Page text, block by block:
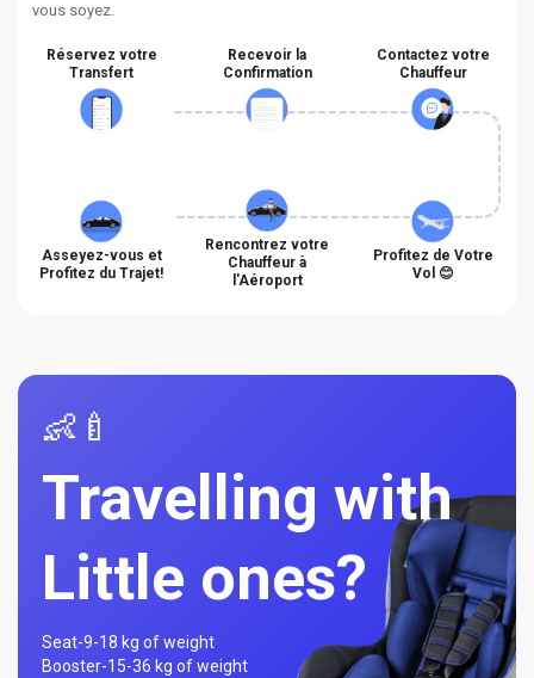
vous soyez.
Réservez votre
Transfert
Recevoir la
Confirmation
Contactez votre
Chauffeur
Asseyez-vous et
Profitez du Trajet!
Rencontrez votre
Chauffeur à
l'Aéroport
Profitez de Votre
Vol 😊
👶🍼
Travelling with
Little ones?
Seat-9-18 kg of weight
Booster-15-36 kg of weight